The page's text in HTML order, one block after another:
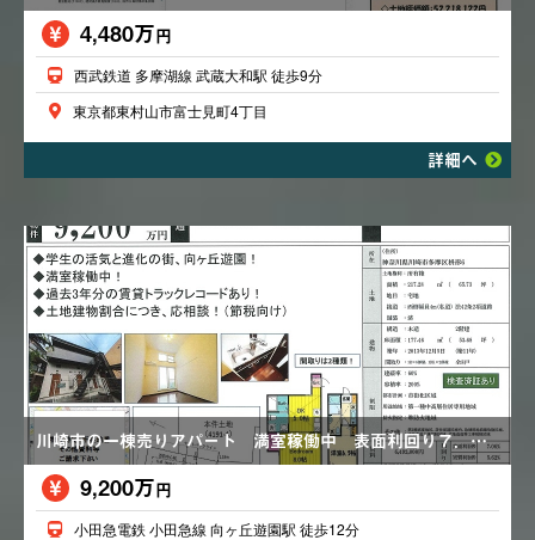
4,480万円
西武鉄道 多摩湖線 武蔵大和駅 徒歩9分
東京都東村山市富士見町4丁目
詳細へ
川崎市の一棟売りアパート 満室稼働中 表面利回り７．０６％ 全８戸
9,200万円
小田急電鉄 小田急線 向ヶ丘遊園駅 徒歩12分